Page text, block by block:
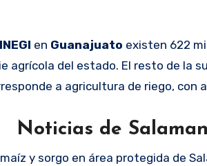
INEGI en Guanajuato existen 622
agrícola del estado. El resto de la
a agricultura de riego, con
Noticias de
y sorgo en área protegida de